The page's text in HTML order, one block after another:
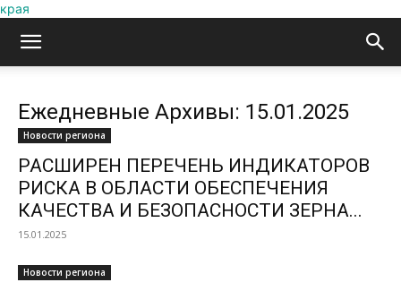
края
Ежедневные Архивы: 15.01.2025
Новости региона
РАСШИРЕН ПЕРЕЧЕНЬ ИНДИКАТОРОВ
РИСКА В ОБЛАСТИ ОБЕСПЕЧЕНИЯ
КАЧЕСТВА И БЕЗОПАСНОСТИ ЗЕРНА...
15.01.2025
Новости региона